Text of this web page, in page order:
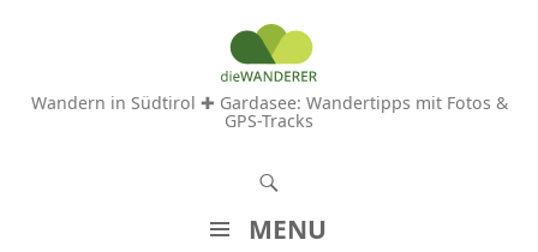
Wandern in Südtirol ✚ Gardasee: Wandertipps mit Fotos &
GPS-Tracks
MENU